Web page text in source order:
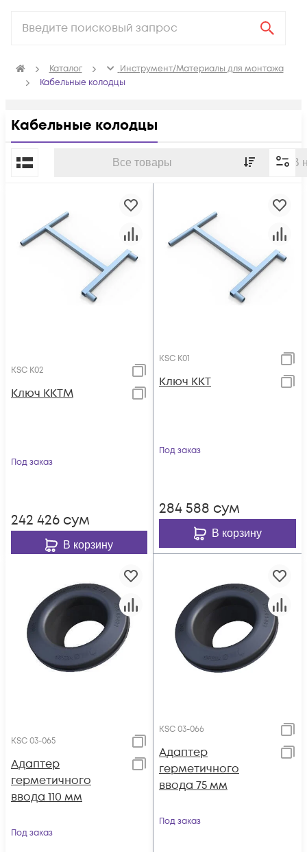
Каталог
Инструмент/Материалы для монтажа
Кабельные колодцы
Кабельные колодцы
Все товары В
По популярности
KSC К02
Ключ ККТМ
Под заказ
242 426 сум
В корзину
KSC К01
Ключ ККТ
Под заказ
284 588 сум
В корзину
KSC 03-065
Адаптер
герметичного
ввода 110 мм
Под заказ
KSC 03-066
Адаптер
герметичного
ввода 75 мм
Под заказ